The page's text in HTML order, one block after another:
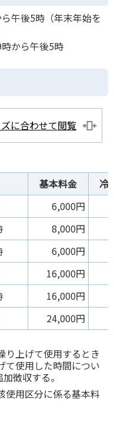
午後5時（年末年始を
から午後5時
に合わせて閲覧
基本料金
冷
6,000円
8,000円
6,000円
16,000円
16,000円
24,000円
り上げて使用するとき
て使用した時間につい
徴収する。
使用区分に係る基本料